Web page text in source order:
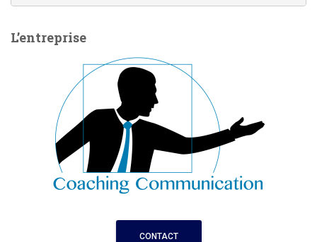
L’entreprise
CONTACT